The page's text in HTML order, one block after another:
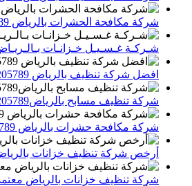
شركة مكافحة الحشرات بالرياض 0539205789 خصم 40% الصفوة ستارز لاباده الحشرات والقوارض
شـركـة غـسـيـل خـزانـات بـالـريـاض
افضل شركة تنظيف بالرياض 0539205789 عمالة مدربة معتمده الصفوة ستارز
شركة تنظيف مسابح بالرياض0539205789
شركة مكافحة حشرات بالرياض 0539205789 افضل انواع المبيدات للقضاء علي الحشرات
أرخص شركة تنظيف خزانات بالرياض
شركة تنظيف خزانات بالرياض